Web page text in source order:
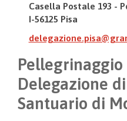
Casella Postale 193 -
I-56125 Pisa
Delegazione
Santuario di